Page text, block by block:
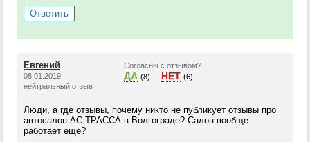
Ответить
Евгений
08.01.2019
нейтральный отзыв
Согласны с отзывом?
ДА (8) НЕТ (6)
Люди, а где отзывы, почему никто не публикует отзывы про
автосалон АС ТРАССА в Волгограде? Салон вообще
работает еще?